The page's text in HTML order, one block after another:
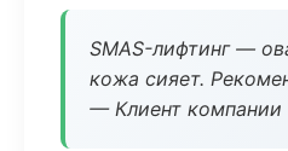
SMAS-лифтинг —
кожа сияет.
— Клиент компании